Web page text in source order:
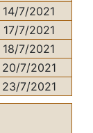
14/7/2021
17/7/2021
18/7/2021
20/7/2021
23/7/2021